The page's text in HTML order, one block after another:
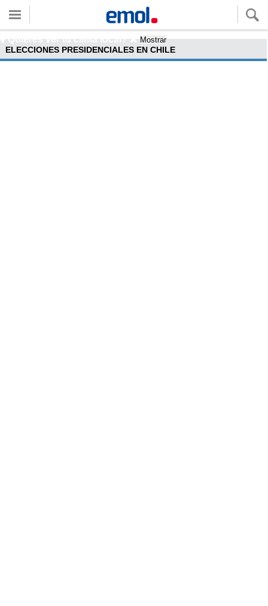
Quieres ver tu clima local? Mostrar
ELECCIONES PRESIDENCIALES EN CHILE